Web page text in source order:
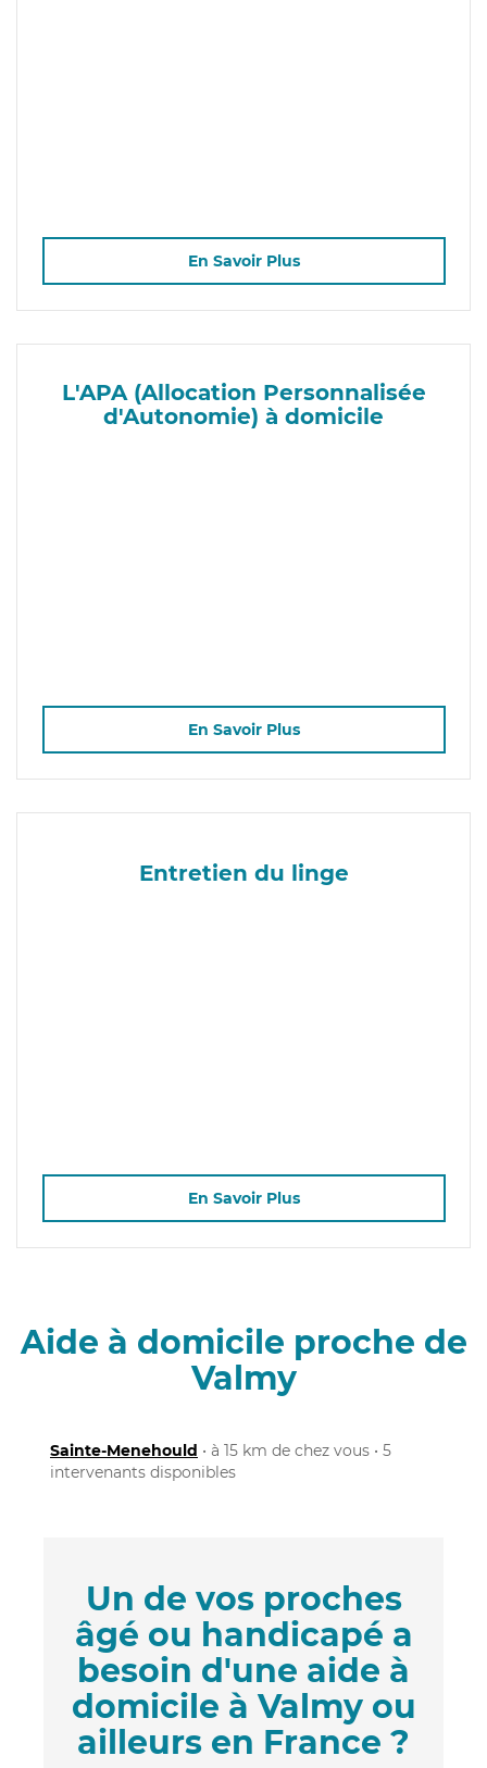
En Savoir Plus
L'APA (Allocation Personnalisée
d'Autonomie) à domicile
En Savoir Plus
Entretien du linge
En Savoir Plus
Aide à domicile proche de
Valmy
Sainte-Menehould • à 15 km de chez vous • 5
intervenants disponibles
Un de vos proches
âgé ou handicapé a
besoin d'une aide à
domicile à Valmy ou
ailleurs en France ?